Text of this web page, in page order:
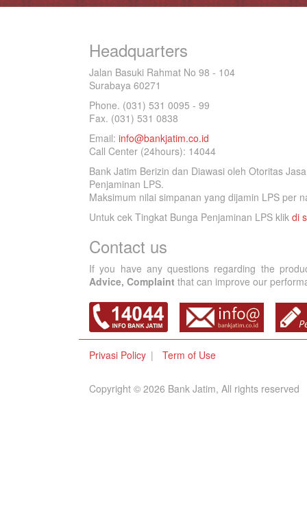
Headquarters
Jalan Basuki Rahmat No 98 - 104
Surabaya 60271
Phone. (031) 531 0095 - 99
Fax. (031) 531 0838
Email: info@bankjatim.co.id
Call Center (24hours): 14044
Bank Jatim Berizin dan Diawasi oleh Otoritas
Penjaminan LPS.
Maksimum nilai simpanan yang dijamin LPS per
Untuk cek Tingkat Bunga Penjaminan LPS klik di
Contact us
If you have any questions regarding the
Advice, Complaint that can improve our
Privasi Policy Term of Use
Copyright © 2026 Bank Jatim, All rights reserved